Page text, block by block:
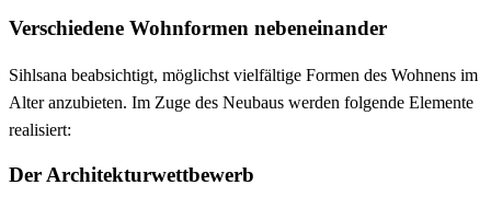
Verschiedene Wohnformen nebeneinander
Sihlsana beabsichtigt, möglichst vielfältige Formen des Wohnens im
Alter anzubieten. Im Zuge des Neubaus werden folgende Elemente
realisiert:
Der Architekturwettbewerb